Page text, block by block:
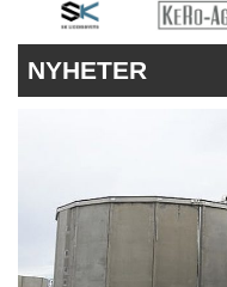
PRENUMERERA
NYHETER